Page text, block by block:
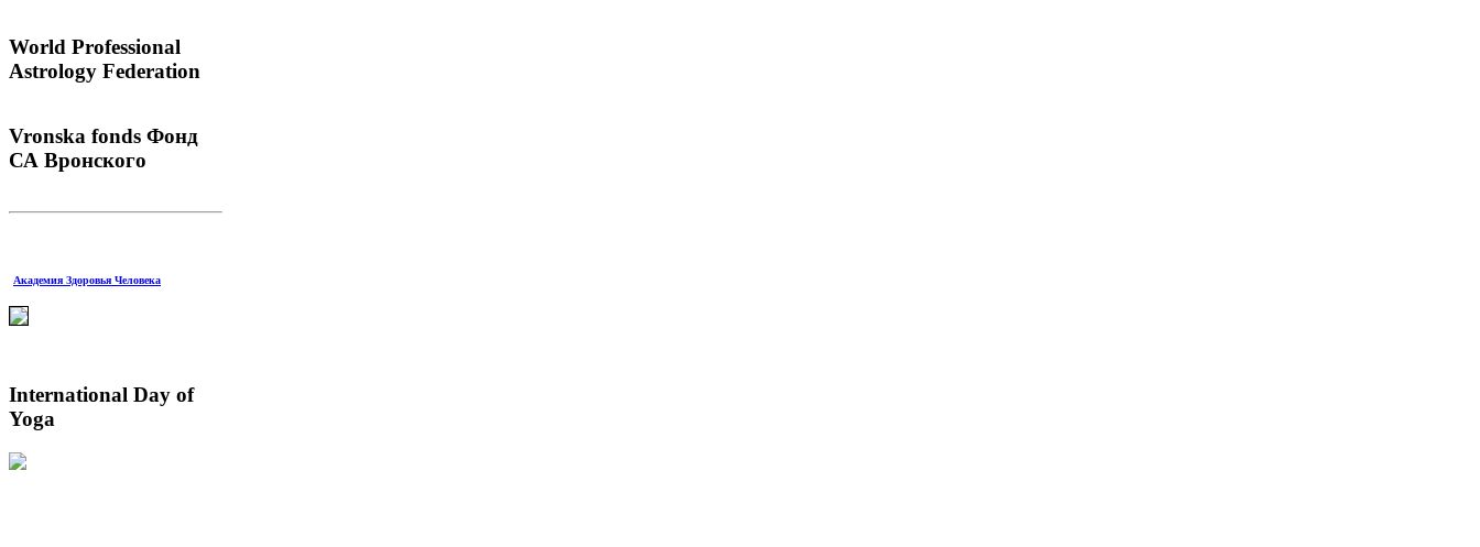
World Professional
Astrology Federation
Vronska fonds Фонд
СА Вронского
Академия Здоровья Человека
International Day of
Yoga